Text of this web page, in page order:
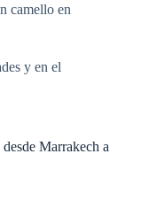
camello en
y en el
Marrakech a